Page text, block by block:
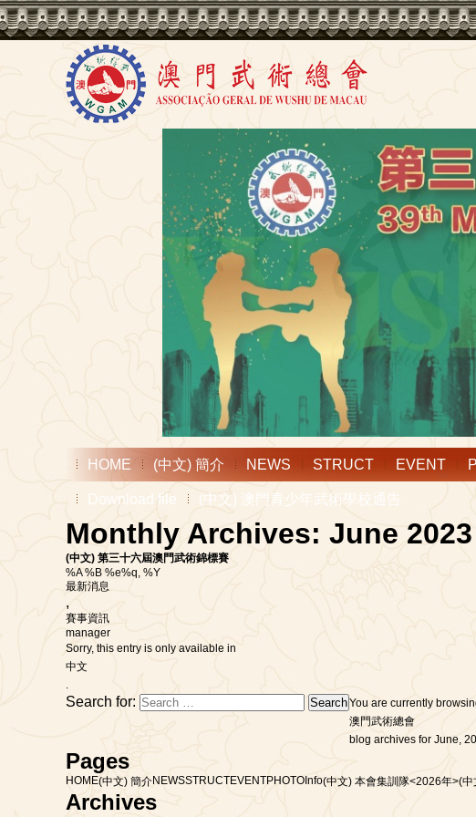
HOME (中文) 簡介 NEWS STRUCT EVENT
Download file (中文) 澳門青少年武術學校通告
Monthly Archives: June 2023
(中文) 第三十六屆澳門武術錦標賽
%A %B %e%q, %Y
最新消息
,
賽事資訊
manager
Sorry, this entry is only available in
中文
.
Search for:
You are currently
澳門武術總會
blog archives for June,
Pages
HOME(中文) 簡介NEWSSTRUCTEVENTPHOTO Info(中文) 本會集訓隊<2026年>(中
Archives